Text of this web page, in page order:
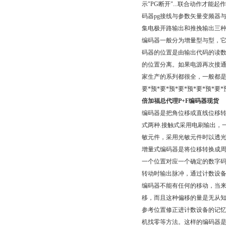
示"PG断开"...联合动作才能起
码器pg接线与参数矢量变频器
集电极开路输出和推挽输出三
编码器一般分为增量型与型，
码器的位置是由输出代码的读
的位置分离。如果电源再次接
家生产的系列都很全，一般都
要*预*要*预*要*预*要*预*要*
倍加福总代理P+F编码器现货
编码器是把角位移或直线位移
式两种.接触式采用电刷输出，
敏元件，采用光敏元件时以透
增量式编码器是将位移转换成
一个位置对应一个确定的数字
转动时输出脉冲，通过计数设
编码器不能有任何的移动，当
移，而且这种偏移的量是无从
参考位置修正进计数设备的记
机找零等方法。这样的编码器